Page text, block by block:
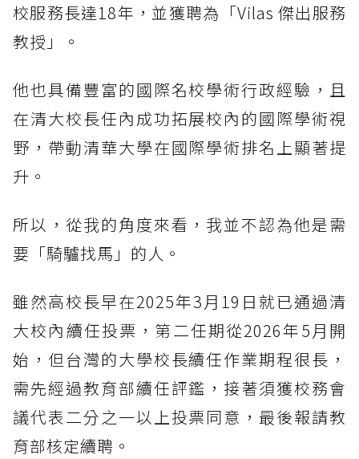
校服務長達18年，並獲聘為「Vilas 傑出服務
教授」。
他也具備豐富的國際名校學術行政經驗，且
在清大校長任內成功拓展校內的國際學術視
野，帶動清華大學在國際學術排名上顯著提
升。
所以，從我的角度來看，我並不認為他是需
要「騎驢找馬」的人。
雖然高校長早在2025年3月19日就已通過清
大校內續任投票，第二任期從2026年5月開
始，但台灣的大學校長續任作業期程很長，
需先經過教育部續任評鑑，接著須獲校務會
議代表二分之一以上投票同意，最後報請教
育部核定續聘。